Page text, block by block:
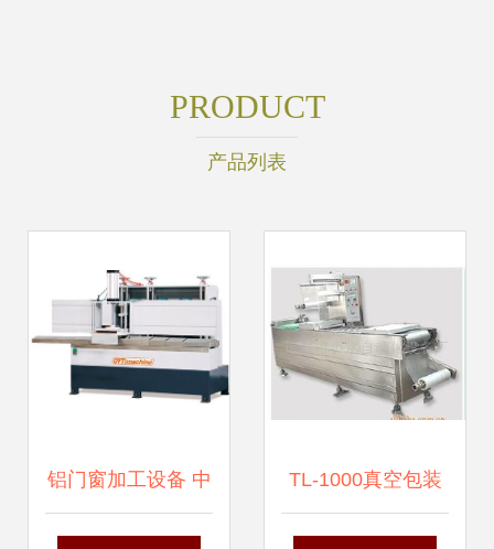
PRODUCT
产品列表
铝门窗加工设备 中 TL-1000真空包装